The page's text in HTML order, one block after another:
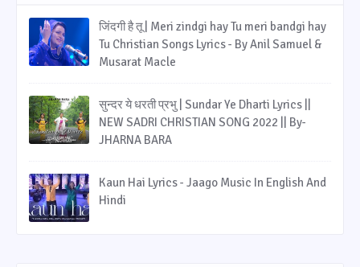
जिंदगी है तू | Meri zindgi hay Tu meri bandgi hay
Tu Christian Songs Lyrics - By Anil Samuel &
Musarat Macle
सुन्दर ये धरती प्रभु | Sundar Ye Dharti Lyrics ||
NEW SADRI CHRISTIAN SONG 2022 || By-
JHARNA BARA
Kaun Hai Lyrics - Jaago Music In English And
Hindi